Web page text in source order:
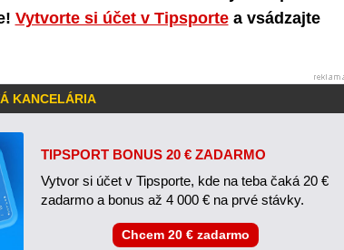
Vytvorte si účet v Tipsportea vsádzajte
KANCELÁRIA
TIPSPORT BONUS 20 € ZADARMO
Vytvor si účet v Tipsporte, kde na teba čaká 20 €
zadarmo a bonus až 4 000 € na prvé stávky.
Chcem 20 € zadarmo